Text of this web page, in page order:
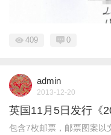
409 0
admin
2013-12-20
英国11月5日发行《
包含7枚邮票，邮票图案以